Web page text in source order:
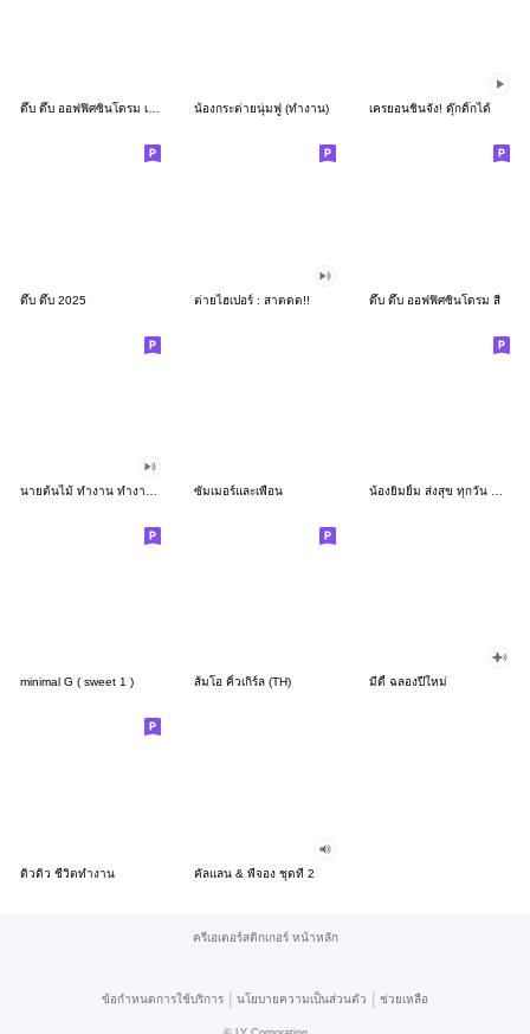
ดึ๊บ ดึ๊บ ออฟฟิศซินโดรม เก้า น้องกระต่ายนุ่มฟู (ทำงาน) เครยอนชินจัง! ดุ๊กดิ๊กได้
ดึ๊บ ดึ๊บ 2025 ต่ายไฮเปอร์ : สาดดด!! ดึ๊บ ดึ๊บ ออฟฟิศซินโดรม สี่
ซัมเมอร์และเพื่อน
minimal G ( sweet 1 ) ส้มโอ คิ้วเกิร์ล (TH) มีดี้ ฉลองปีใหม่
ดิวดิว ชีวิตทำงาน คัลแลน & พี่จอง ชุดที่ 2
ครีเอเตอร์สติกเกอร์ หน้าหลัก
ข้อกำหนดการใช้บริการ | นโยบายความเป็นส่วนตัว | ช่วยเหลือ